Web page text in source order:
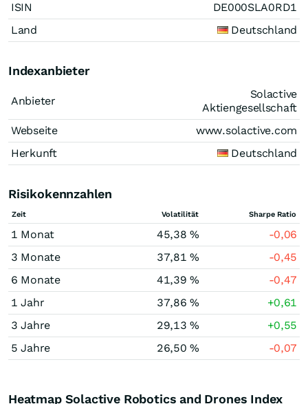
ISIN
DE000SLA0RD1
Land
Deutschland
Indexanbieter
Anbieter
Solactive
Aktiengesellschaft
Webseite
www.solactive.com
Herkunft
Deutschland
Risikokennzahlen
Zeit Volatilität Sharpe Ratio
1 Monat 45,38 %
-0,06
3 Monate
37,81 %
-0,45
6 Monate
41,39 %
-0,47
1 Jahr
37,86 %
+0,61
3 Jahre
29,13 %
+0,55
5 Jahre
26,50 % -0,07
Heatmap Solactive Robotics and Drones Index